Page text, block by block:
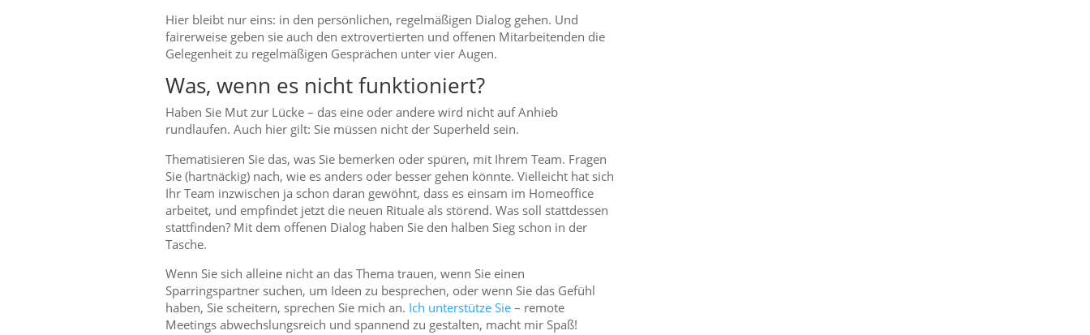
Hier bleibt nur eins: in den persönlichen, regelmäßigen Dialog gehen. Und
fairerweise geben sie auch den extrovertierten und offenen Mitarbeitenden die
Gelegenheit zu regelmäßigen Gesprächen unter vier Augen.
Was, wenn es nicht funktioniert?
Haben Sie Mut zur Lücke – das eine oder andere wird nicht auf Anhieb
rundlaufen. Auch hier gilt: Sie müssen nicht der Superheld sein.
Thematisieren Sie das, was Sie bemerken oder spüren, mit Ihrem Team. Fragen
Sie (hartnäckig) nach, wie es anders oder besser gehen könnte. Vielleicht hat sich
Ihr Team inzwischen ja schon daran gewöhnt, dass es einsam im Homeoffice
arbeitet, und empfindet jetzt die neuen Rituale als störend. Was soll stattdessen
stattfinden? Mit dem offenen Dialog haben Sie den halben Sieg schon in der
Tasche.
Wenn Sie sich alleine nicht an das Thema trauen, wenn Sie einen
Sparringspartner suchen, um Ideen zu besprechen, oder wenn Sie das Gefühl
haben, Sie scheitern, sprechen Sie mich an. Ich unterstütze Sie– remote
Meetings abwechslungsreich und spannend zu gestalten, macht mir Spaß!